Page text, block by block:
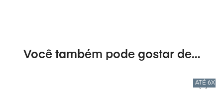
Você também pode gostar de…
ATÉ 6X